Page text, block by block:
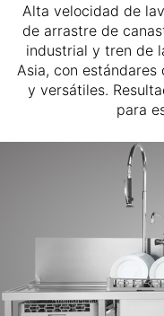
Alta velocidad de
de arrastre de
industrial y tren de
Asia, con
y versátiles.
para